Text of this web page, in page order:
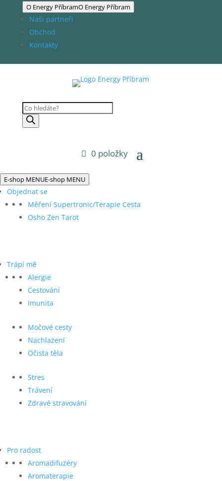
O Energy PříbramO Energy Příbram
Naši partneři
Obchod
Kontakty
Products
search
0 položky
E-shop MENUE-shop MENU
Objednat se
Měření Supertronic/Terapie Cesta
Osho Zen Tarot
Trápí mě
Alergie
Cestování
Imunita
Močové cesty
Nachlazení
Očista těla
Stres
Trávení
Zdravé stravování
Pro radost
Aromadifuzéry
Aromaterapie